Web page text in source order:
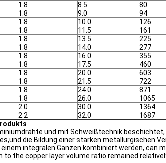
1.8 8.5 80
1.8 9.0 94
1.8 10.0 126
1.8 11.5 161
1.8 13.5 225
1.8 14.0 277
1.8 16.0 355
1.8 17.5 460
1.8 20.0 603
1.8 21.5 722
1.8 24.0 871
1.8 26.0 1065
2.0 30.0 1364
2.2 32.0 1687
und mit Schweißtechnik
die Bildung einer starken metallurgischen
integralen Ganzen kombiniert werden, can
to the copper layer volume ratio remained